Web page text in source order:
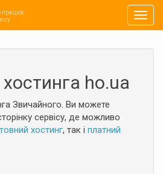
працює
ho.ua
Звичайного. Ви можете
сервісу, де можливо
хостинг, так і платний